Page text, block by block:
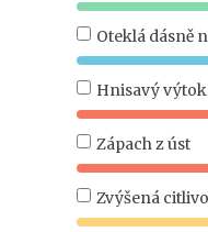
Oteklá dásně
Hnisavý
Zápach z úst
Zvýšená